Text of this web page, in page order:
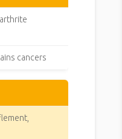
cancers